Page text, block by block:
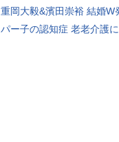
重岡大毅&濱田崇裕 結婚W
パー子の認知症 老老介護